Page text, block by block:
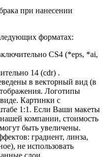
при нанесении
форматах:
CS4 (*eps, *ai,
14 (cdr) .
в векторный вид (в
Логотипы
Картинки с
1:1. Если Ваши макеты
компании, стоимость
быть увеличены.
градиент, линза,
не использовать
слои.